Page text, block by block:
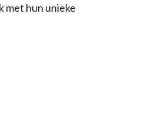
met hun unieke